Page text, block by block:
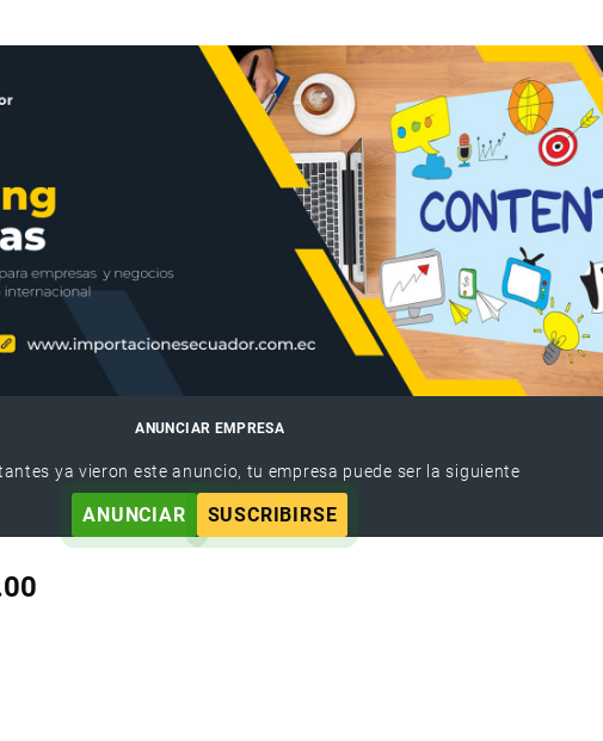
ANUNCIAR EMPRESA
ya vieron este anuncio, tu empresa puede ser la siguiente
ANUNCIAR SUSCRIBIRSE